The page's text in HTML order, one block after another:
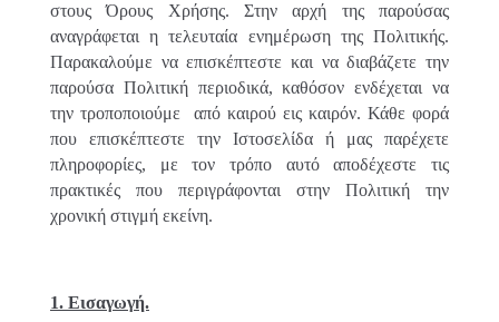
στους Όρους Χρήσης. Στην αρχή της παρούσας
αναγράφεται η τελευταία ενημέρωση της Πολιτικής.
Παρακαλούμε να επισκέπτεστε και να διαβάζετε την
παρούσα Πολιτική περιοδικά, καθόσον ενδέχεται να
την τροποποιούμε από καιρού εις καιρόν. Κάθε φορά
που επισκέπτεστε την Ιστοσελίδα ή μας παρέχετε
πληροφορίες, με τον τρόπο αυτό αποδέχεστε τις
πρακτικές που περιγράφονται στην Πολιτική την
χρονική στιγμή εκείνη.
1. Εισαγωγή.